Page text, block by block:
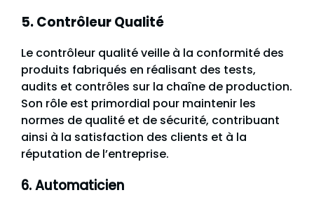
5. Contrôleur Qualité
Le contrôleur qualité veille à la conformité des
produits fabriqués en réalisant des tests,
audits et contrôles sur la chaîne de production.
Son rôle est primordial pour maintenir les
normes de qualité et de sécurité, contribuant
ainsi à la satisfaction des clients et à la
réputation de l’entreprise.
6. Automaticien